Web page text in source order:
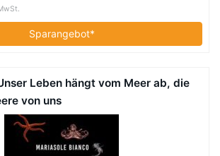
Sparangebot*
Leben hängt vom Meer ab, die
von uns